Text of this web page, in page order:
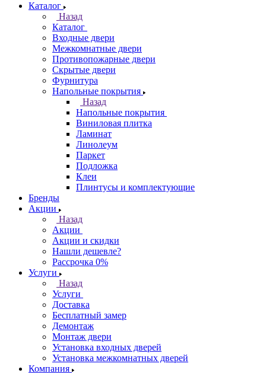
Каталог
Назад
Каталог
Входные двери
Межкомнатные двери
Противопожарные двери
Скрытые двери
Фурнитура
Напольные покрытия
Назад
Напольные покрытия
Виниловая плитка
Ламинат
Линолеум
Паркет
Подложка
Клеи
Плинтусы и комплектующие
Бренды
Акции
Назад
Акции
Акции и скидки
Нашли дешевле?
Рассрочка 0%
Услуги
Назад
Услуги
Доставка
Бесплатный замер
Демонтаж
Монтаж двери
Установка входных дверей
Установка межкомнатных дверей
Компания